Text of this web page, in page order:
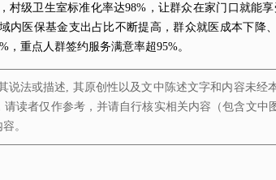
村级卫生室标准化率达98%，让群众在家门口就能
内医保基金支出占比不断提高，群众就医成本下降
，重点人群签约服务满意率超95%。
说法或描述, 其原创性以及文中陈述文字和内容未
读者仅作参考，并请自行核实相关内容（包含文
。